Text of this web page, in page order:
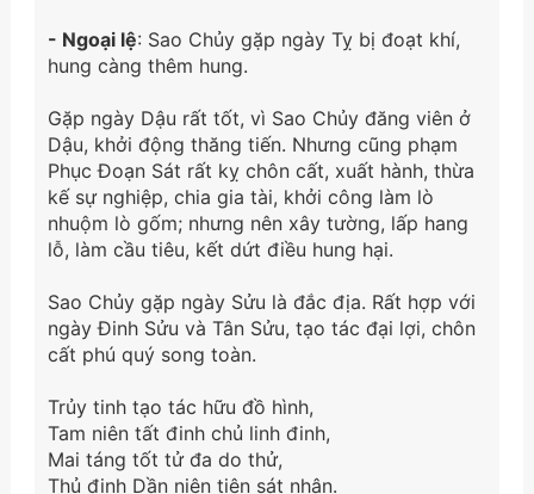
- Ngoại lệ: Sao Chủy gặp ngày Tỵ bị đoạt khí,
hung càng thêm hung.
Gặp ngày Dậu rất tốt, vì Sao Chủy đăng viên ở
Dậu, khởi động thăng tiến. Nhưng cũng phạm
Phục Đoạn Sát rất kỵ chôn cất, xuất hành, thừa
kế sự nghiệp, chia gia tài, khởi công làm lò
nhuộm lò gốm; nhưng nên xây tường, lấp hang
lỗ, làm cầu tiêu, kết dứt điều hung hại.
Sao Chủy gặp ngày Sửu là đắc địa. Rất hợp với
ngày Đinh Sửu và Tân Sửu, tạo tác đại lợi, chôn
cất phú quý song toàn.
Trủy tinh tạo tác hữu đồ hình,
Tam niên tất đinh chủ linh đinh,
Mai táng tốt tử đa do thử,
Thủ định Dần niên tiện sát nhân.